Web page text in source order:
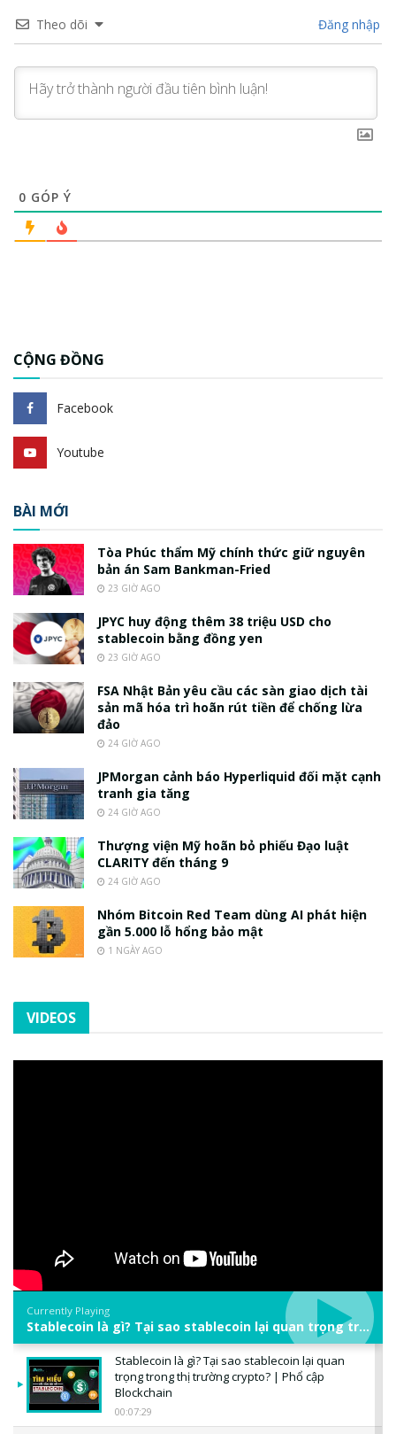
Theo dõi Đăng nhập
0 GÓP Ý
CỘNG ĐỒNG
Facebook
Youtube
BÀI MỚI
Tòa Phúc thẩm Mỹ chính thức giữ nguyên
bản án Sam Bankman-Fried
23 GIỜ AGO
JPYC huy động thêm 38 triệu USD cho
stablecoin bằng đồng yen
23 GIỜ AGO
FSA Nhật Bản yêu cầu các sàn giao dịch tài
sản mã hóa trì hoãn rút tiền để chống lừa
đảo
24 GIỜ AGO
JPMorgan cảnh báo Hyperliquid đối mặt cạnh
tranh gia tăng
24 GIỜ AGO
Thượng viện Mỹ hoãn bỏ phiếu Đạo luật
CLARITY đến tháng 9
24 GIỜ AGO
Nhóm Bitcoin Red Team dùng AI phát hiện
gần 5.000 lỗ hổng bảo mật
1 NGÀY AGO
VIDEOS
Currently Playing
Stablecoin là gì? Tại sao stablecoin lại quan trọng trong thị trường crypto? | Phổ cập Blockchain
Stablecoin là gì? Tại sao stablecoin lại quan
trọng trong thị trường crypto? | Phổ cập
Blockchain
00:07:29